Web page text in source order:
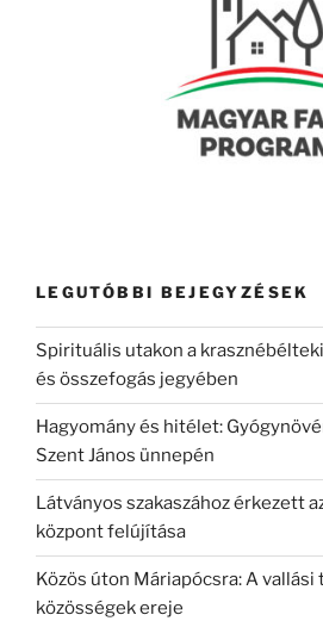
LEGUTÓBBI BEJEGYZÉSEK
Spirituális utakon a
és összefogás jegyében
Hagyomány és hitélet:
Szent János ünnepén
Látványos szakaszához érkezett
központ felújítása
Közös úton Máriapócsra: A vallási
közösségek ereje